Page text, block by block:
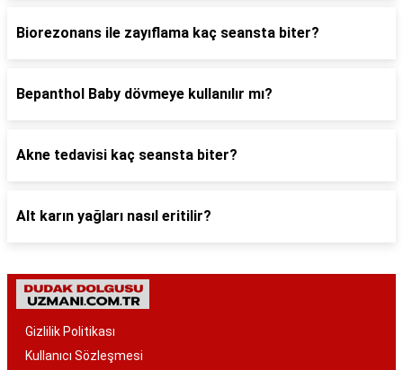
Biorezonans ile zayıflama kaç seansta biter?
Bepanthol Baby dövmeye kullanılır mı?
Akne tedavisi kaç seansta biter?
Alt karın yağları nasıl eritilir?
Gizlilik Politikası
Kullanıcı Sözleşmesi